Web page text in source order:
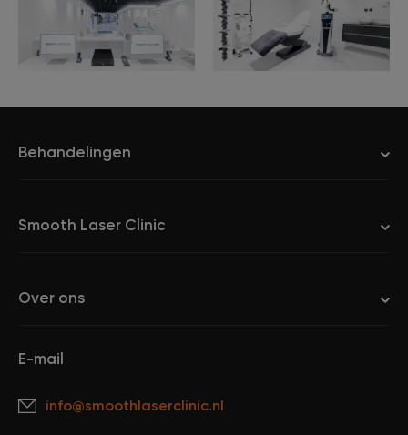
Behandelingen
Smooth Laser Clinic
Over ons
E-mail
info@smoothlaserclinic.nl